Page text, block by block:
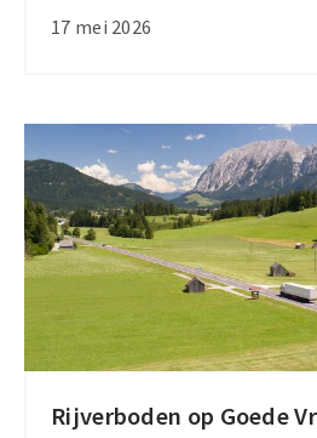
17 mei 2026
Europa
en
Sacramentsdag
Rijverboden op Goede
Rijverboden